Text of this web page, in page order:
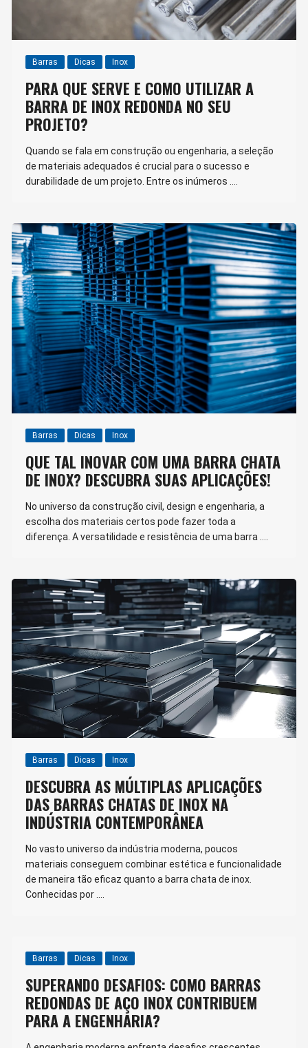
Barras Dicas Inox
PARA QUE SERVE E COMO UTILIZAR A
BARRA DE INOX REDONDA NO SEU
PROJETO?
Quando se fala em construção ou engenharia, a seleção
de materiais adequados é crucial para o sucesso e
durabilidade de um projeto. Entre os inúmeros ….
Barras Dicas Inox
QUE TAL INOVAR COM UMA BARRA CHATA
DE INOX? DESCUBRA SUAS APLICAÇÕES!
No universo da construção civil, design e engenharia, a
escolha dos materiais certos pode fazer toda a
diferença. A versatilidade e resistência de uma barra ….
Barras Dicas Inox
DESCUBRA AS MÚLTIPLAS APLICAÇÕES
DAS BARRAS CHATAS DE INOX NA
INDÚSTRIA CONTEMPORÂNEA
No vasto universo da indústria moderna, poucos
materiais conseguem combinar estética e funcionalidade
de maneira tão eficaz quanto a barra chata de inox.
Conhecidas por ….
Barras Dicas Inox
SUPERANDO DESAFIOS: COMO BARRAS
REDONDAS DE AÇO INOX CONTRIBUEM
PARA A ENGENHARIA?